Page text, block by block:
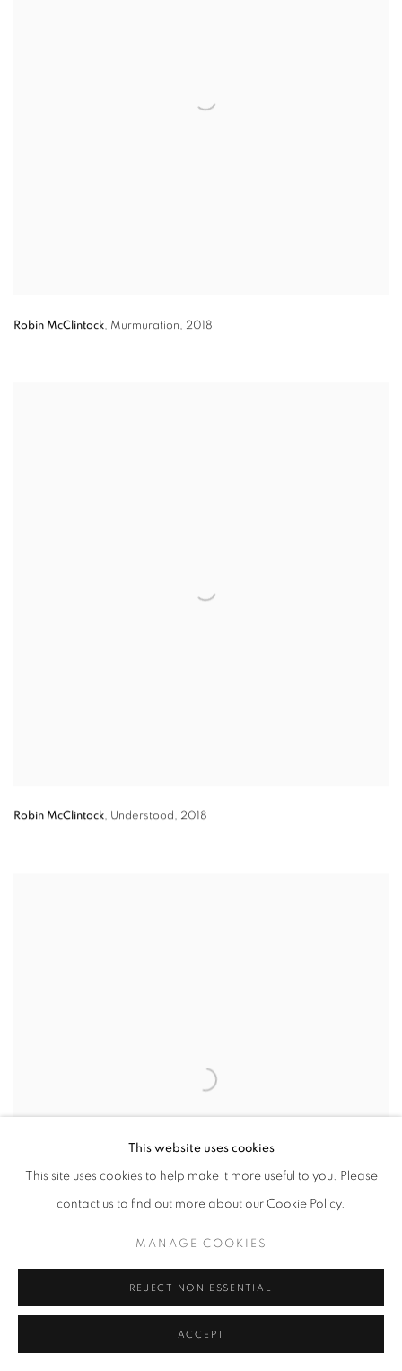
Robin McClintock, Murmuration, 2018
Robin McClintock, Understood, 2018
Robin McClintock,But There Was Evidence,2018
This website uses cookies
This site uses cookies to help make it more useful to you. Please
contact us to find out more about our Cookie Policy.
MANAGE COOKIES
REJECT NON ESSENTIAL
ACCEPT